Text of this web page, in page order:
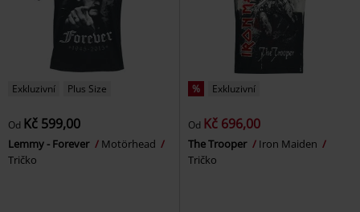
Exkluzivní Plus Size
Od Kč 599,00
Lemmy - Forever
Motörhead
Tričko
% Exkluzivní
Od Kč 696,00
The Trooper
Iron Maiden
Tričko